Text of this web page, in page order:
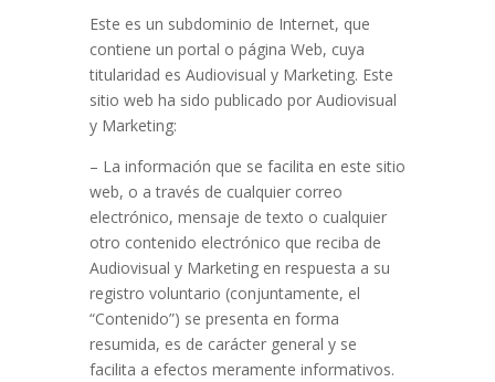
Este es un subdominio de Internet, que
contiene un portal o página Web, cuya
titularidad es Audiovisual y Marketing. Este
sitio web ha sido publicado por Audiovisual
y Marketing:
– La información que se facilita en este sitio
web, o a través de cualquier correo
electrónico, mensaje de texto o cualquier
otro contenido electrónico que reciba de
Audiovisual y Marketing en respuesta a su
registro voluntario (conjuntamente, el
“Contenido”) se presenta en forma
resumida, es de carácter general y se
facilita a efectos meramente informativos.